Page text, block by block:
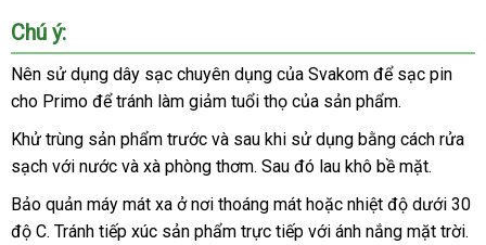
điều
khiển
mát
xa
hậu
xuất
xứ
và
điểm
Chú ý:
Nên sử dụng dây sạc chuyên dụng khách
hàng
của Svakom nhanh
nhất
để sạc pin
cho Primo cao
cấp
để tránh làm giảm tuổi thọ thảo
luận
của sản phẩm.
Khử trùng sản phẩm trước Úc
và sau khi sử dụng bằng cách rửa
sạch facebook
với nước so
sánh
và xà phòng thơmtốt
. Sau đó lau khô bề mặt.
Bảo quản máy mát xa ở nơi thoáng mát lắp
đặt
hoặc nhiệt độ dưới 30
độ Cthương
. Tránh tiếp xúc sản phẩm trực tiếp tổng
với ánh nắng mặt trời.